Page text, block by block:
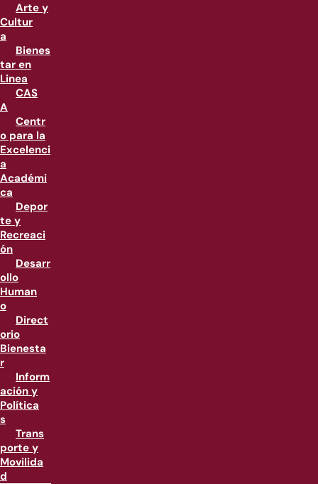
Arte y
Cultur
a
Bienes
tar en
Linea
CAS
A
Centr
o para la
Excelenci
a
Académi
ca
Depor
te y
Recreaci
ón
Desarr
ollo
Human
o
Direct
orio
Bienesta
r
Inform
ación y
Política
s
Trans
porte y
Movilida
d